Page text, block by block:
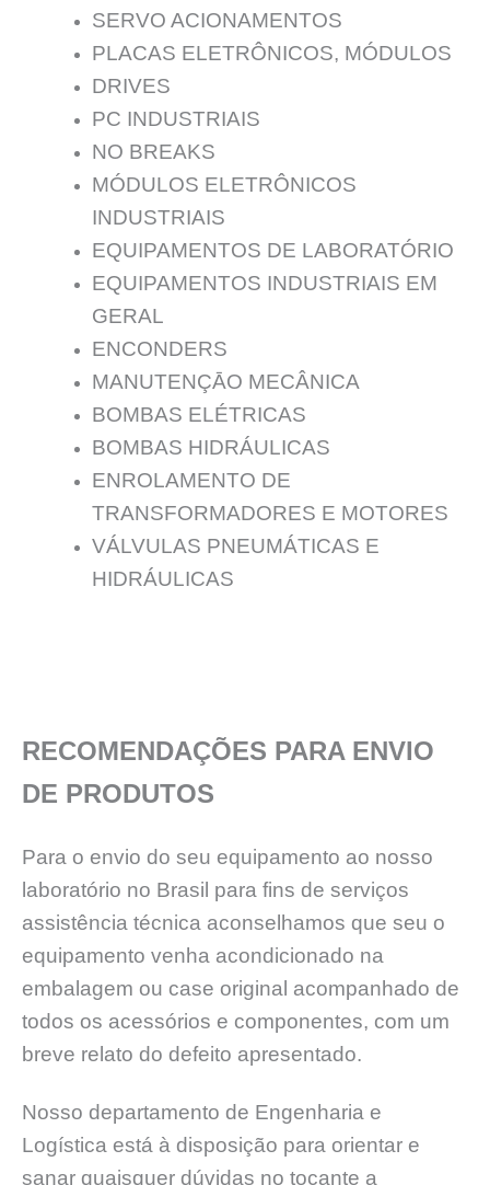
SERVO ACIONAMENTOS
PLACAS ELETRÔNICOS, MÓDULOS
DRIVES
PC INDUSTRIAIS
NO BREAKS
MÓDULOS ELETRÔNICOS
INDUSTRIAIS
EQUIPAMENTOS DE LABORATÓRIO
EQUIPAMENTOS INDUSTRIAIS EM
GERAL
ENCONDERS
MANUTENÇĀO MECÂNICA
BOMBAS ELÉTRICAS
BOMBAS HIDRÁULICAS
ENROLAMENTO DE
TRANSFORMADORES E MOTORES
VÁLVULAS PNEUMÁTICAS E
HIDRÁULICAS
RECOMENDAÇÕES PARA ENVIO
DE PRODUTOS
Para o envio do seu equipamento ao nosso
laboratório no Brasil para fins de serviços
assistência técnica aconselhamos que seu o
equipamento venha acondicionado na
embalagem ou case original acompanhado de
todos os acessórios e componentes, com um
breve relato do defeito apresentado.
Nosso departamento de Engenharia e
Logística está à disposição para orientar e
sanar quaisquer dúvidas no tocante a